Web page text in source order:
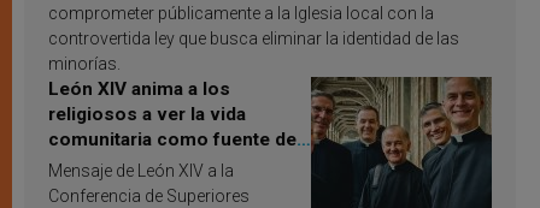
comprometer públicamente a la Iglesia local con la
controvertida ley que busca eliminar la identidad de las
minorías.
León XIV anima a los
religiosos a ver la vida
comunitaria como fuente de
inspiración y santificación
Mensaje de León XIV a la
Conferencia de Superiores